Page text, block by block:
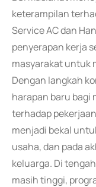
keterampilan
Service AC dan
penyerapan kerja
masyarakat untuk
Dengan langkah
harapan baru bagi
terhadap
menjadi bekal
usaha, dan pada
keluarga. Di
masih tinggi,